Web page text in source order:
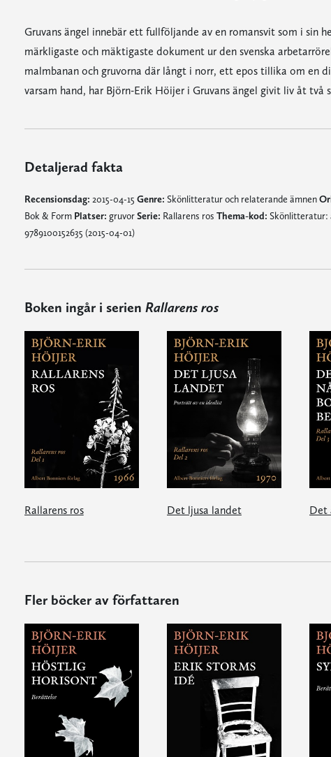
Gruvans ängel innebär ett fullföljande av en romansvit som i sin
märkligaste och mäktigaste dokument ur den svenska
malmbanan och gruvorna där långt i norr, ett epos tillika om en
varsam hand, har Björn-Erik Höijer i Gruvans ängel givit liv åt två
Detaljerad fakta
Recensionsdag: 2015-04-15 Genre: Skönlitteratur och relaterande ämnen
Bok & Form Platser: gruvorSerie: Rallarens ros Thema-kod: Skönlitteratur:
9789100152635 (2015-04-01)
Boken ingår i serien Rallarens ros
Rallarens ros Det ljusa landet
Fler böcker av författaren